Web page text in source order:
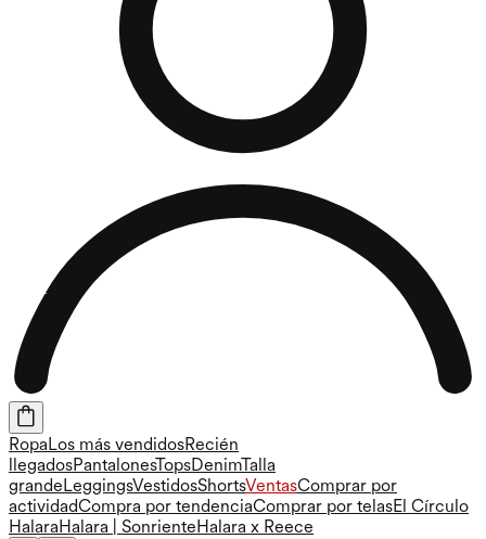
Ropa Los más vendidosRecién
llegadosPantalonesTopsDenimTalla
grande LeggingsVestidosShortsVentasComprar por
actividadCompra por tendenciaComprar por telasEl Círculo
Halara Halara | Sonriente Halara x Reece